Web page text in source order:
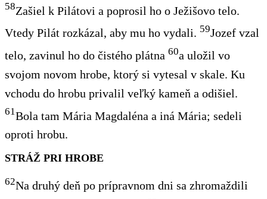
58Zašiel k Pilátovi a poprosil ho o Ježišovo telo.
Vtedy Pilát rozkázal, aby mu ho vydali. 59Jozef vzal
telo, zavinul ho do čistého plátna 60a uložil vo
svojom novom hrobe, ktorý si vytesal v skale. Ku
vchodu do hrobu privalil veľký kameň a odišiel.
61Bola tam Mária Magdaléna a iná Mária; sedeli
oproti hrobu.
STRÁŽ PRI HROBE
62Na druhý deň po prípravnom dni sa zhromaždili